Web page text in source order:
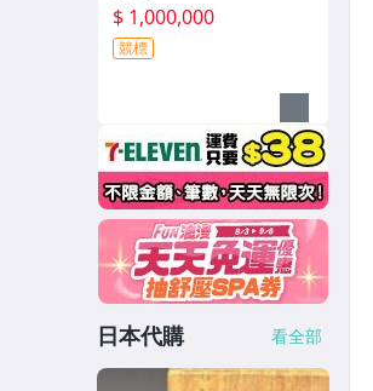
$ 1,000,000
競標
日本代購 看全部